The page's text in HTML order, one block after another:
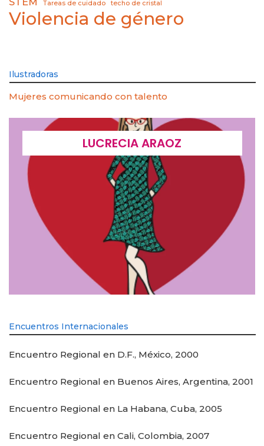
Tareas de cuidado techo de cristal
Violencia de género
Ilustradoras
Mujeres comunicando con talento
LUCRECIA ARAOZ
Encuentros Internacionales
Encuentro Regional en D.F., México, 2000
Encuentro Regional en Buenos Aires, Argentina, 2001
Encuentro Regional en La Habana, Cuba, 2005
Encuentro Regional en Cali, Colombia, 2007